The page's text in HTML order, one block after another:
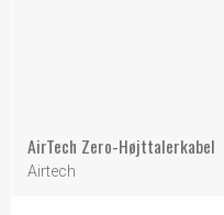
AirTech Zero-Højttalerkabel
Airtech